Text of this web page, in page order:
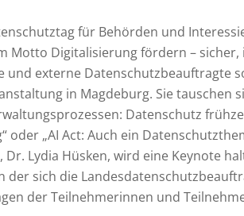
für Behörden und
Motto Digitalisierung fördern –
externe Datenschutzbeauftragte
in Magdeburg. Sie tauschen
Datenschutz
oder „AI Act: Auch ein
Dr. Lydia Hüsken, wird eine Keynote
der sich die
der Teilnehmerinnen und